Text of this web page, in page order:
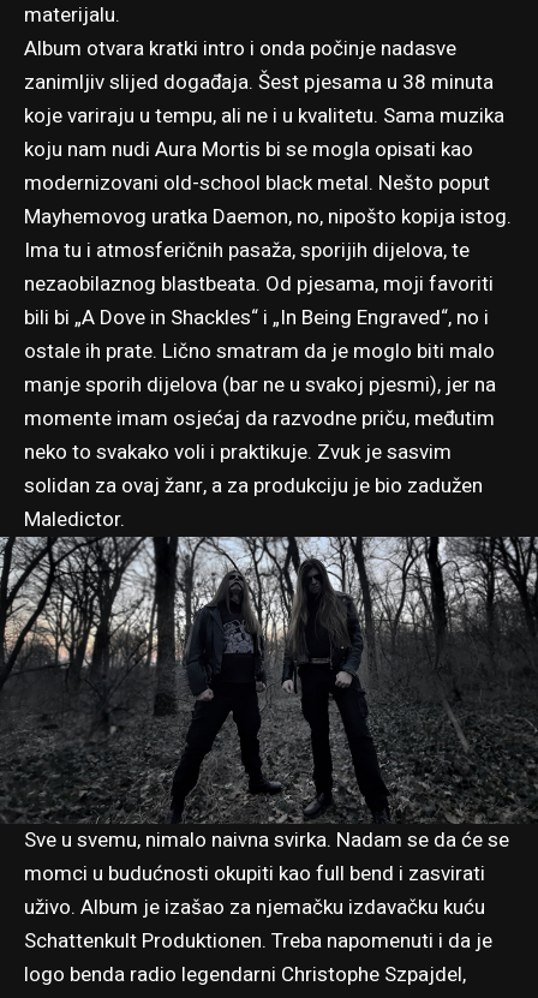
materijalu.
Album otvara kratki intro i onda počinje nadasve
zanimljiv slijed događaja. Šest pjesama u 38 minuta
koje variraju u tempu, ali ne i u kvalitetu. Sama muzika
koju nam nudi Aura Mortis bi se mogla opisati kao
modernizovani old-school black metal. Nešto poput
Mayhemovog uratka Daemon, no, nipošto kopija istog.
Ima tu i atmosferičnih pasaža, sporijih dijelova, te
nezaobilaznog blastbeata. Od pjesama, moji favoriti
bili bi „A Dove in Shackles“ i „In Being Engraved“, no i
ostale ih prate. Lično smatram da je moglo biti malo
manje sporih dijelova (bar ne u svakoj pjesmi), jer na
momente imam osjećaj da razvodne priču, međutim
neko to svakako voli i praktikuje. Zvuk je sasvim
solidan za ovaj žanr, a za produkciju je bio zadužen
Maledictor.
Sve u svemu, nimalo naivna svirka. Nadam se da će se
momci u budućnosti okupiti kao full bend i zasvirati
uživo. Album je izašao za njemačku izdavačku kuću
Schattenkult Produktionen. Treba napomenuti i da je
logo benda radio legendarni Christophe Szpajdel,